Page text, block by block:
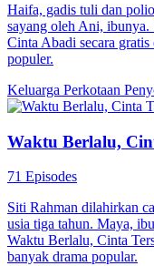
Haifa, gadis tuli dan
sayang oleh Ani,
Cinta Abadi secara
populer.
Keluarga Perkotaan
Waktu Berlalu,
71 Episodes
Siti Rahman dilahirkan
usia tiga tahun. Maya,
Waktu Berlalu, Cinta
banyak drama popular.